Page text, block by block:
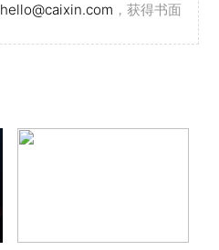
hello@caixin.com ，获得书面